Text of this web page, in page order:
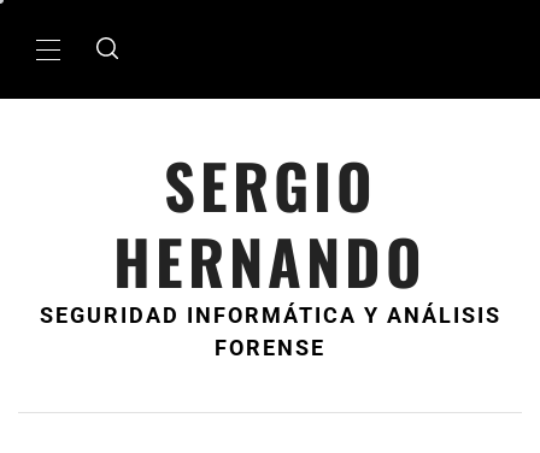
MenÃº
SERGIO
HERNANDO
SEGURIDAD INFORMÁTICA Y ANÁLISIS
FORENSE